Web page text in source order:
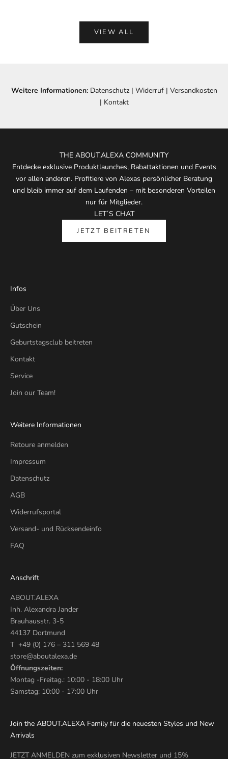
VIEW ALL
Weitere Informationen: Datenschutz| Widerruf| Versandkosten
| Kontakt
THE ABOUT.ALEXA COMMUNITY
Entdecke exklusive Produktlaunches, Rabattaktionen und Events
vor allen anderen. Profitiere von Alexas persönlicher Beratung
und bleib immer auf dem Laufenden – mit besonderen Vorteilen
nur für Mitglieder.
LET´S CHAT
JETZT BEITRETEN
Infos
Über Uns
Gutschein
Geburtstagsclub beitreten
Kontakt
Service
Join our Team!
Weitere Informationen
Retoure anmelden
Impressum
Datenschutz
AGB
Widerrufsportal
Versand- und Rücksendeinfo
FAQ
Anschrift
ABOUT.ALEXA
Inh. Alexandra Jander
Brauhausstr. 3-5
44137 Dortmund
T +49 (0) 176 – 311 569 48
store@aboutalexa.de
Öffnungszeiten:
Montag -Freitag.: 10:00 - 18:00 Uhr
Samstag: 10:00 - 17:00 Uhr
Join the ABOUT.ALEXA Family für die neuesten Styles und New
Arrivals
JETZT ANMELDEN zum exklusiven Newsletter und 15%